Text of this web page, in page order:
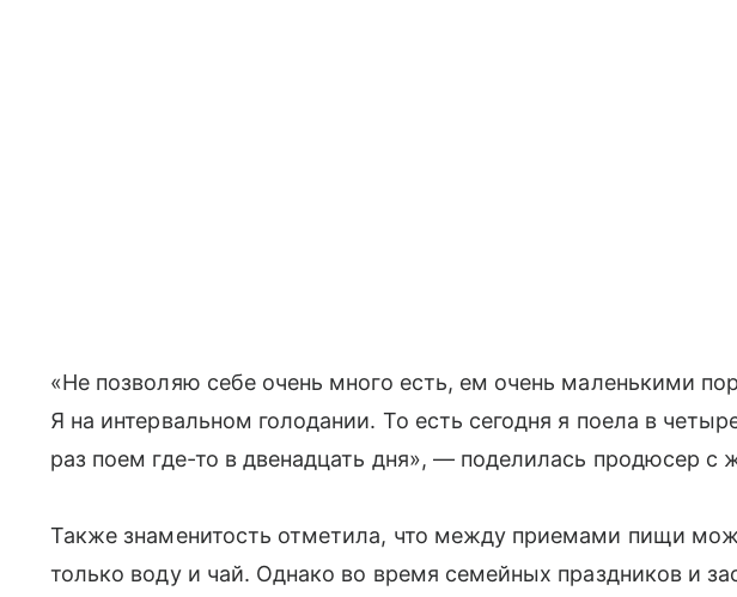
«Не позволяю себе очень много есть, ем очень маленькими
Я на интервальном голодании. То есть сегодня я поела в
раз поем где-то в двенадцать дня», — поделилась продюсер с
Также знаменитость отметила, что между приемами пищи
только воду и чай. Однако во время семейных праздников и